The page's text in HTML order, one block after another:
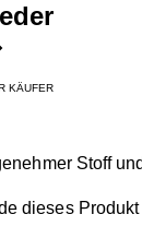
KÄUFER
Stoff
dieses